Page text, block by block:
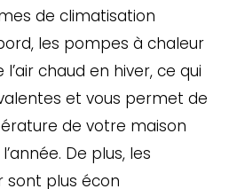
de climatisation
les pompes à chaleur
chaud en hiver, ce qui
et vous permet de
de votre maison
De plus, les
sont plus écon